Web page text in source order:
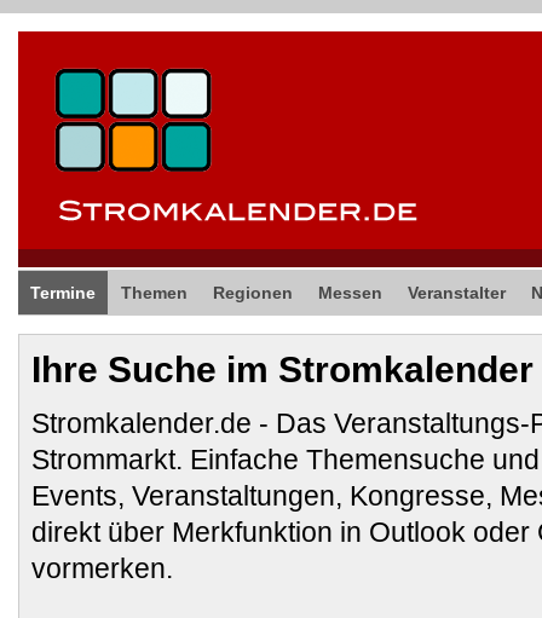
Termine Themen Regionen Messen Veranstalter
Ihre Suche im Stromkalender
Stromkalender.de - Das Veranstaltungs-
Strommarkt. Einfache Themensuche
Events, Veranstaltungen, Kongresse,
direkt über Merkfunktion in Outlook oder
vormerken.